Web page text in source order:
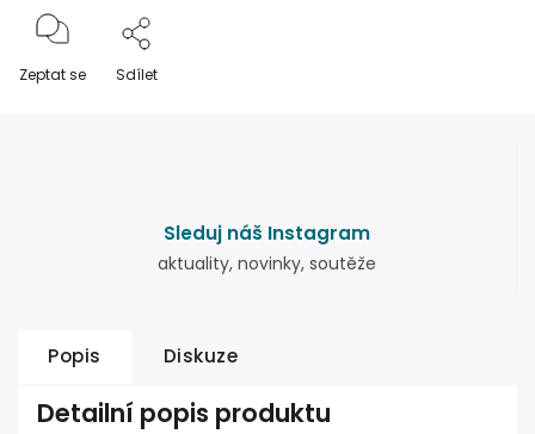
Zeptat se Sdílet
Sleduj náš Instagram
aktuality, novinky, soutěže
Popis Diskuze
Detailní popis produktu